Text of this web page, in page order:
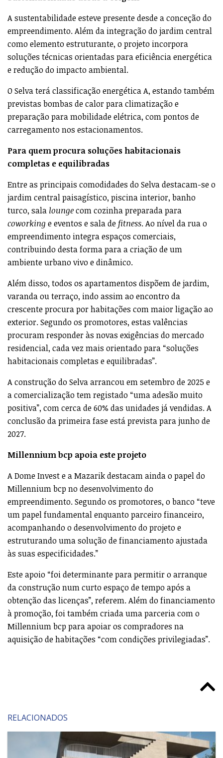
A sustentabilidade esteve presente desde a conceção do
empreendimento. Além da integração do jardim central
como elemento estruturante, o projeto incorpora
soluções técnicas orientadas para eficiência energética
e redução do impacto ambiental.
O Selva terá classificação energética A, estando também
previstas bombas de calor para climatização e
preparação para mobilidade elétrica, com pontos de
carregamento nos estacionamentos.
Para quem procura soluções habitacionais
completas e equilibradas
Entre as principais comodidades do Selva destacam-se o
jardim central paisagístico, piscina interior, banho
turco, sala loungecom cozinha preparada para
coworking e eventos e sala defitness. Ao nível da rua o
empreendimento integra espaços comerciais,
contribuindo desta forma para a criação de um
ambiente urbano vivo e dinâmico.
Além disso, todos os apartamentos dispõem de jardim,
varanda ou terraço, indo assim ao encontro da
crescente procura por habitações com maior ligação ao
exterior. Segundo os promotores, estas valências
procuram responder às novas exigências do mercado
residencial, cada vez mais orientado para “soluções
habitacionais completas e equilibradas”.
A construção do Selva arrancou em setembro de 2025 e
a comercialização tem registado “uma adesão muito
positiva”, com cerca de 60% das unidades já vendidas. A
conclusão da primeira fase está prevista para junho de
2027.
Millennium bcp apoia este projeto
A Dome Invest e a Mazarik destacam ainda o papel do
Millennium bcp no desenvolvimento do
empreendimento. Segundo os promotores, o banco “teve
um papel fundamental enquanto parceiro financeiro,
acompanhando o desenvolvimento do projeto e
estruturando uma solução de financiamento ajustada
às suas especificidades.”
Este apoio “foi determinante para permitir o arranque
da construção num curto espaço de tempo após a
obtenção das licenças”, referem. Além do financiamento
à promoção, foi também criada uma parceria com o
Millennium bcp para apoiar os compradores na
aquisição de habitações “com condições privilegiadas”.
RELACIONADOS